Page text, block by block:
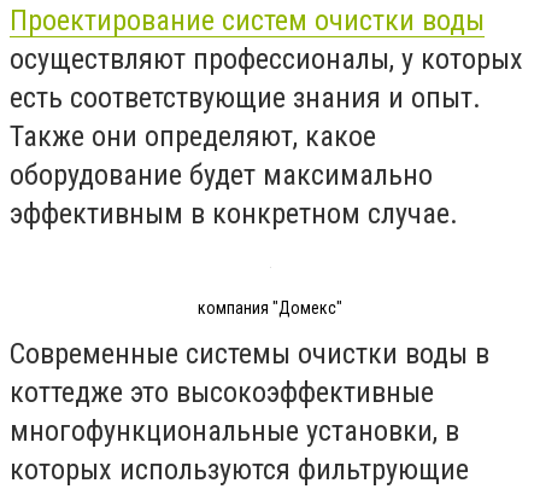
Проектирование систем очистки воды
осуществляют профессионалы, у которых
есть соответствующие знания и опыт.
Также они определяют, какое
оборудование будет максимально
эффективным в конкретном случае.
компания "Домекс"
Современные системы очистки воды в
коттедже это высокоэффективные
многофункциональные установки, в
которых используются фильтрующие